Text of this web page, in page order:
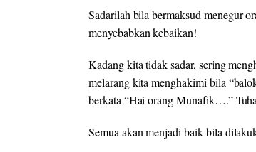
Sadarilah bila bermaksud menegur
menyebabkan kebaikan!
Kadang kita tidak sadar, sering
melarang kita menghakimi bila
berkata “Hai orang Munafik….”
Semua akan menjadi baik bila